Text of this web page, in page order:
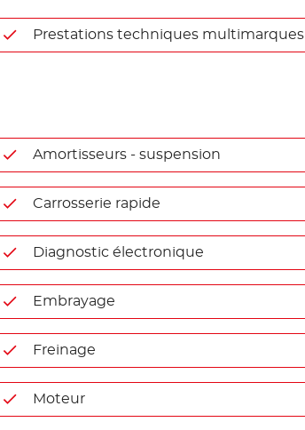
Prestations techniques multimarques
Amortisseurs - suspension
Carrosserie rapide
Diagnostic électronique
Embrayage
Freinage
Moteur